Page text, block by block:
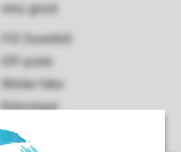
very good
FIS Downhill
Off-piste
Winter hike
Kidsslope